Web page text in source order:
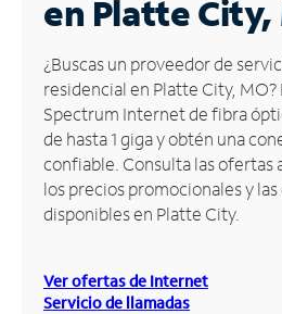
Contáctanos
Inglés
Administrar
cuenta
Encuentra
una
tienda
en Platte City,
¿Buscas un proveedor de
residencial en Platte City, MO?
Spectrum Internet de fibra
de hasta 1 giga y obtén una
confiable. Consulta las ofertas
los precios promocionales y
disponibles en Platte City.
Ver ofertas de Internet
Servicio de llamadas